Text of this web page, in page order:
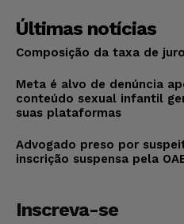
Últimas notícias
Composição da taxa de
Meta é alvo de denúncia
conteúdo sexual infantil
suas plataformas
Advogado preso por
inscrição suspensa pela
Inscreva-se